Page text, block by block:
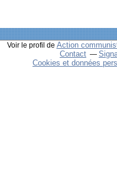
Voir le profil de Action
Contact
Cookies et données